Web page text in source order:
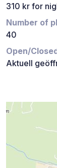
310 kr for
Number of
40
Open/
Aktuell